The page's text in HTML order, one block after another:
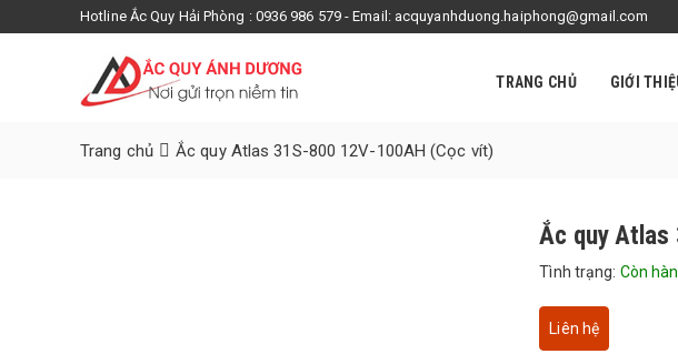
Hotline Ắc Quy Hải Phòng : 0936 986 579 - Email: acquyanhduong.haiphong@gmail.com
TRANG CHỦ GIỚI
Trang chủ Ắc quy Atlas 31S-800 12V-100AH (Cọc vít)
Ắc quy Atlas
Tình trạng: Còn
Liên hệ